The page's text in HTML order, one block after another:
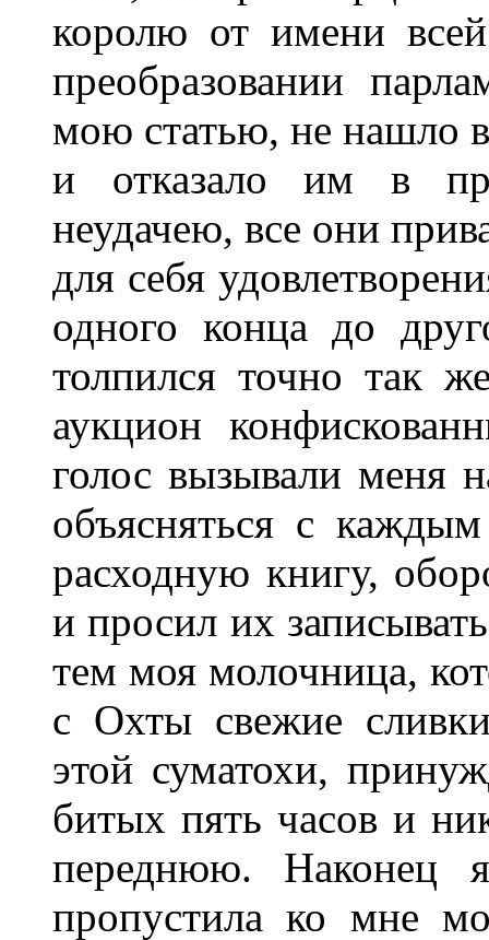
королю от имени
преобразовании
мою статью, не нашло
и отказало им в
неудачею, все они
для себя
одного конца до
толпился точно так
аукцион
голос вызывали меня
объясняться с
расходную книгу,
и просил их
тем моя молочница,
с Охты свежие
этой суматохи,
битых пять часов и
переднюю. Наконец
пропустила ко мне